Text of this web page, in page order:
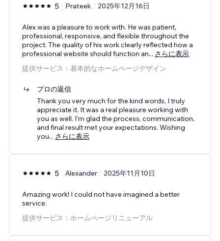
5 Prateek 2025年12月16日
Alex was a pleasure to work with. He was patient,
professional, responsive, and flexible throughout the
project. The quality of his work clearly reflected how a
professional website should function an... さらに表示
提供サービス：基本的なホームページデザイン
プロの返信
Thank you very much for the kind words, I truly
appreciate it. It was a real pleasure working with
you as well. I’m glad the process, communication,
and final result met your expectations. Wishing
you... さらに表示
5 Alexander 2025年11月10日
Amazing work! I could not have imagined a better
service.
提供サービス：ホームページリニューアル